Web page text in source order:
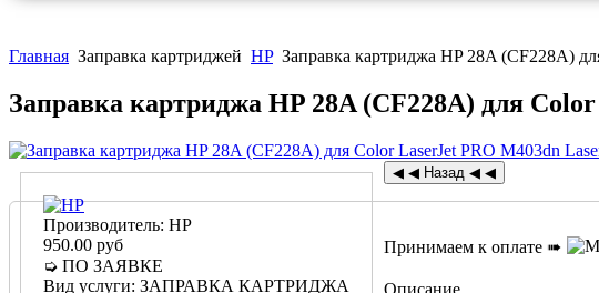
Главная Заправка картриджей HP Заправка картриджа HP 28A (CF228A)
Заправка картриджа HP 28A (CF228A) для
Производитель: HP
950.00 руб
➭ ПО ЗАЯВКЕ
Вид услуги: ЗАПРАВКА КАРТРИДЖА
Принимаем к оплате ➠